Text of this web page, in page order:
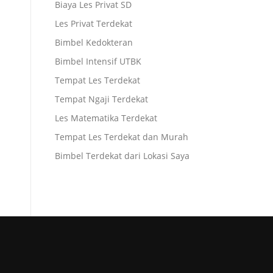
Biaya Les Privat SD
Les Privat Terdekat
Bimbel Kedokteran
Bimbel Intensif UTBK
Tempat Les Terdekat
Tempat Ngaji Terdekat
Les Matematika Terdekat
Tempat Les Terdekat dan Murah
Bimbel Terdekat dari Lokasi Saya